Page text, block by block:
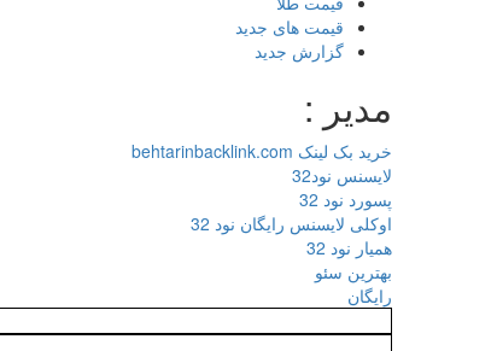
قیمت های جدید
گزارش جدید
مدیر :
خرید بک لینک behtarinbacklink.com
لایسنس نود32
پسورد نود 32
اوکلی لایسنس رایگان نود 32
همیار نود 32
بهترین سئو
رایگان